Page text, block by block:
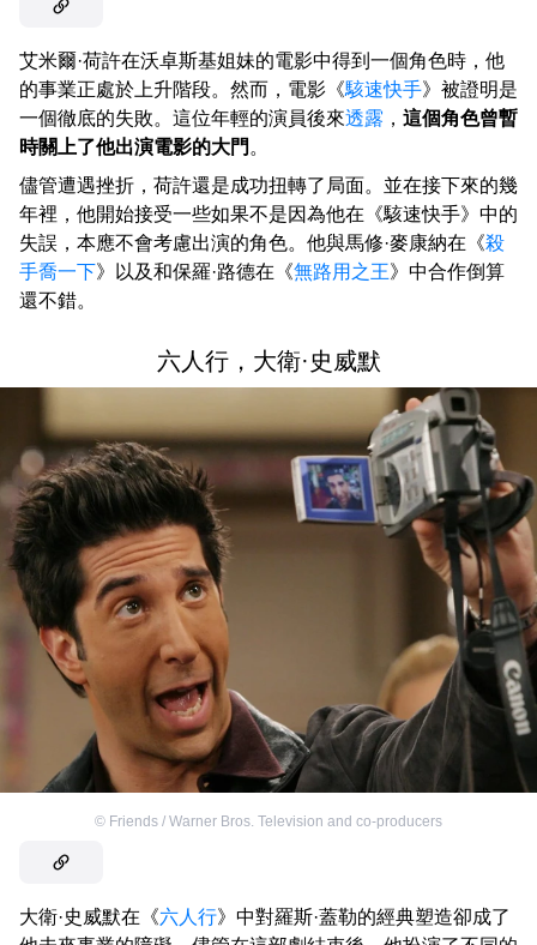
艾米爾·荷許在沃卓斯基姐妹的電影中得到一個角色時，他
的事業正處於上升階段。然而，電影《駭速快手》被證明是
一個徹底的失敗。這位年輕的演員後來透露 ， 這個角色曾暫
時關上了他出演電影的大門 。
儘管遭遇挫折，荷許還是成功扭轉了局面。並在接下來的幾
年裡，他開始接受一些如果不是因為他在《駭速快手》中的
失誤，本應不會考慮出演的角色。他與馬修·麥康納在《殺
手喬一下》以及和保羅·路德在《無路用之王》中合作倒算
還不錯。
六人行，大衛·史威默
© Friends / Warner Bros. Television and co-producers
大衛·史威默在《六人行》中對羅斯·蓋勒的經典塑造卻成了